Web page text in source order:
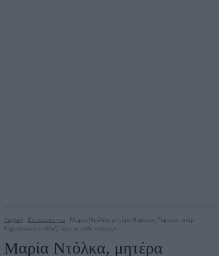
Αρχική Επικαιρότητα
Μαρία Ντόλκα, μητέρα θύματος Τεμπών υπέρ
Καρυστιανού: «Μαζί σου με κάθε κόστος»
Μαρία Ντόλκα, μητέρα